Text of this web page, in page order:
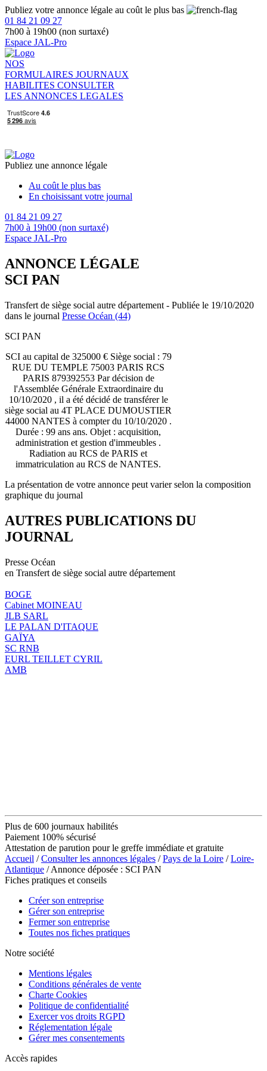
Publiez votre annonce légale au coût le plus bas
01 84 21 09 27
7h00 à 19h00 (non surtaxé)
Espace JAL-Pro
NOS
FORMULAIRES JOURNAUX
HABILITES CONSULTER
LES ANNONCES LEGALES
Publiez une annonce légale
Au coût le plus bas
En choisissant votre journal
01 84 21 09 27
7h00 à 19h00 (non surtaxé)
Espace JAL-Pro
ANNONCE LÉGALE
SCI PAN
Transfert de siège social autre département - Publiée le 19/10/2020
dans le journal Presse Océan (44)
SCI PAN
SCI au capital de 325000 € Siège social : 79
RUE DU TEMPLE 75003 PARIS RCS
PARIS 879392553 Par décision de
l'Assemblée Générale Extraordinaire du
10/10/2020 , il a été décidé de transférer le
siège social au 4T PLACE DUMOUSTIER
44000 NANTES à compter du 10/10/2020 .
Durée : 99 ans ans. Objet : acquisition,
administration et gestion d'immeubles .
Radiation au RCS de PARIS et
immatriculation au RCS de NANTES.
La présentation de votre annonce peut varier selon la composition
graphique du journal
AUTRES PUBLICATIONS DU
JOURNAL
Presse Océan
en Transfert de siège social autre département
BOGE
Cabinet MOINEAU
JLB SARL
LE PALAN D'ITAQUE
GAÏYA
SC RNB
EURL TEILLET CYRIL
AMB
Plus de 600 journaux habilités
Paiement 100% sécurisé
Attestation de parution pour le greffe immédiate et gratuite
Accueil /Consulter les annonces légales /Pays de la Loire /Loire-
Atlantique / Annonce déposée : SCI PAN
Fiches pratiques et conseils
Créer son entreprise
Gérer son entreprise
Fermer son entreprise
Toutes nos fiches pratiques
Notre société
Mentions légales
Conditions générales de vente
Charte Cookies
Politique de confidentialité
Exercer vos droits RGPD
Réglementation légale
Gérer mes consentements
Accès rapides